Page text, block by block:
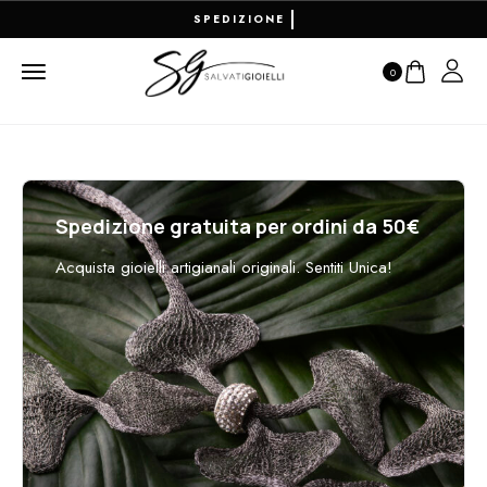
RESO FACILE E PAGAMENTI
0
Spedizione gratuita per ordini da 50€
Acquista gioielli artigianali originali. Sentiti Unica!